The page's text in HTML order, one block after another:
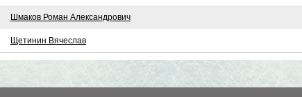
Шмаков Роман Александрович
Щетинин Вячеслав